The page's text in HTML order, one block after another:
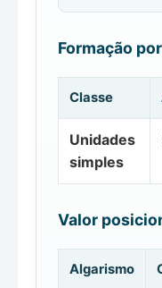
Formação
Classe
Unidades
simples
Valor
Algarismo